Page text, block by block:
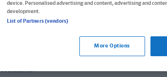
11,70 CHF
Lieferung bei Online-
Welcome!
device. Personalised advertising and content, advertising and
development.
List of Partners (vendors)
More Options